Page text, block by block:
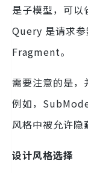
是子模型，可以
Query 是请求
Fragment。
需要注意的是，
例如，
风格中被允许隐
设计风格选择